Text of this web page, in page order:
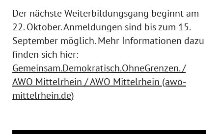
Der nächste Weiterbildungsgang beginnt am
22. Oktober. Anmeldungen sind bis zum 15.
September möglich. Mehr Informationen dazu
finden sich hier:
Gemeinsam.Demokratisch.OhneGrenzen. /
AWO Mittelrhein / AWO Mittelrhein (awo-
mittelrhein.de)